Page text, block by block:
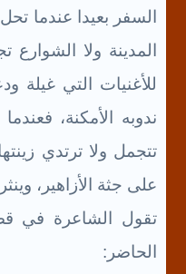
السفر بعيدا عندما
المدينة ولا
للأغنيات التي غيلة
ندوبه الأمكنة،
تتجمل ولا ترتدي
على جثة الأزاهير،
تقول الشاعرة في
الحاضر: